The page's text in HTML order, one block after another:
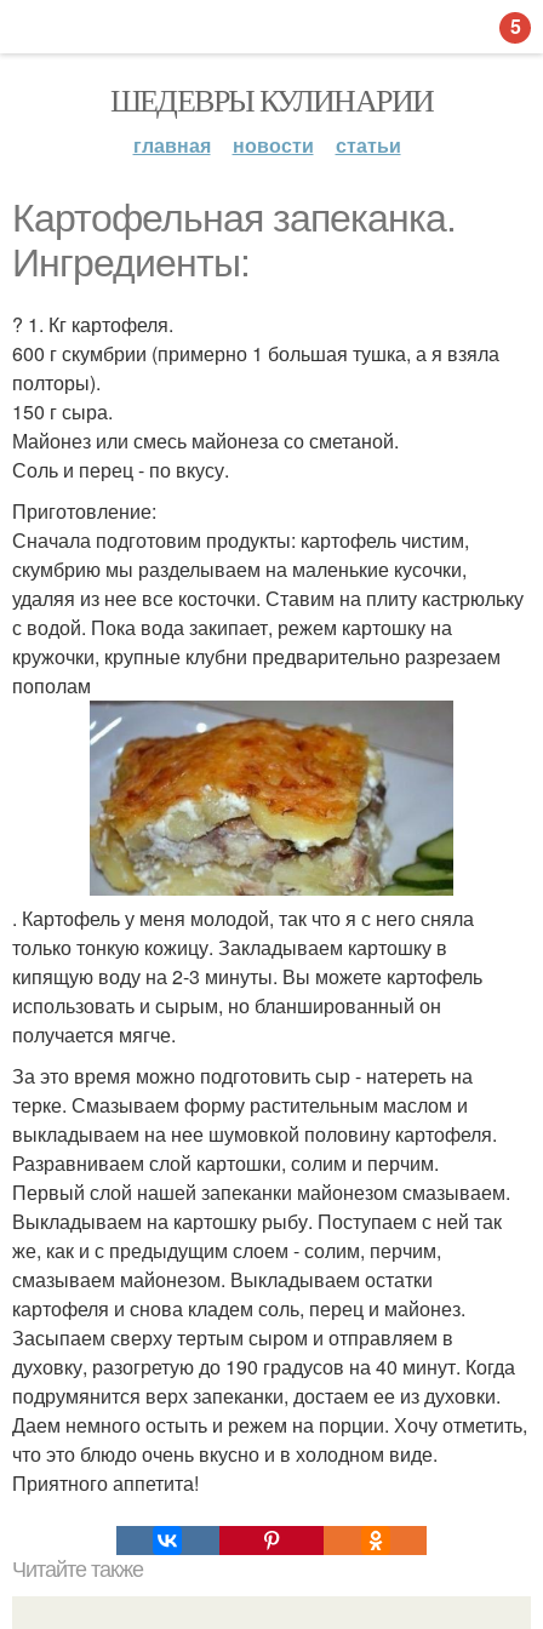
ШЕДЕВРЫ КУЛИНАРИИ
главная новости статьи
Картофельная запеканка.
Ингредиенты:
? 1. Кг картофеля.
600 г скумбрии (примерно 1 большая тушка, а я взяла
полторы).
150 г сыра.
Майонез или смесь майонеза со сметаной.
Соль и перец - по вкусу.
Приготовление:
Сначала подготовим продукты: картофель чистим,
скумбрию мы разделываем на маленькие кусочки,
удаляя из нее все косточки. Ставим на плиту кастрюльку
с водой. Пока вода закипает, режем картошку на
кружочки, крупные клубни предварительно разрезаем
пополам
. Картофель у меня молодой, так что я с него сняла
только тонкую кожицу. Закладываем картошку в
кипящую воду на 2-3 минуты. Вы можете картофель
использовать и сырым, но бланшированный он
получается мягче.
За это время можно подготовить сыр - натереть на
терке. Смазываем форму растительным маслом и
выкладываем на нее шумовкой половину картофеля.
Разравниваем слой картошки, солим и перчим.
Первый слой нашей запеканки майонезом смазываем.
Выкладываем на картошку рыбу. Поступаем с ней так
же, как и с предыдущим слоем - солим, перчим,
смазываем майонезом. Выкладываем остатки
картофеля и снова кладем соль, перец и майонез.
Засыпаем сверху тертым сыром и отправляем в
духовку, разогретую до 190 градусов на 40 минут. Когда
подрумянится верх запеканки, достаем ее из духовки.
Даем немного остыть и режем на порции. Хочу отметить,
что это блюдо очень вкусно и в холодном виде.
Приятного аппетита!
Читайте также
5